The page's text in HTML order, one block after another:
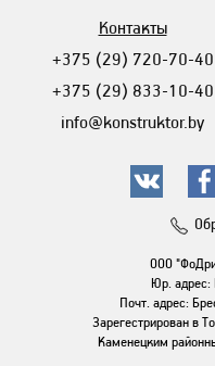
Контакты
+375 (29) 720-70-40
+375 (29) 833-10-40
info@konstruktor.by
ООО
Юр. адрес:
Почт. адрес:
Зарегестрирован в
Каменецким